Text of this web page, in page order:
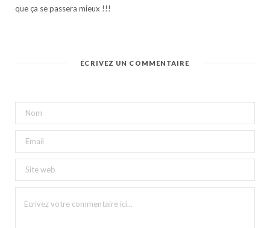
que ça se passera mieux !!!
ÉCRIVEZ UN COMMENTAIRE